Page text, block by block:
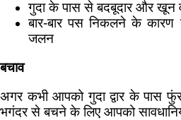
गुदा के पास से बदबूदार और खून
बार-बार पस निकलने के
जलन
बचाव
अगर कभी आपको गुदा द्वार के पास
भगंदर से बचने के लिए आपको